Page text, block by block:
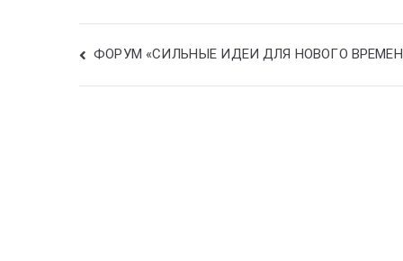
ФОРУМ «СИЛЬНЫЕ ИДЕИ ДЛЯ НОВОГО